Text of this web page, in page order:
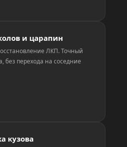
и царапин
ЛКП. Точный
без перехода на соседние
кузова